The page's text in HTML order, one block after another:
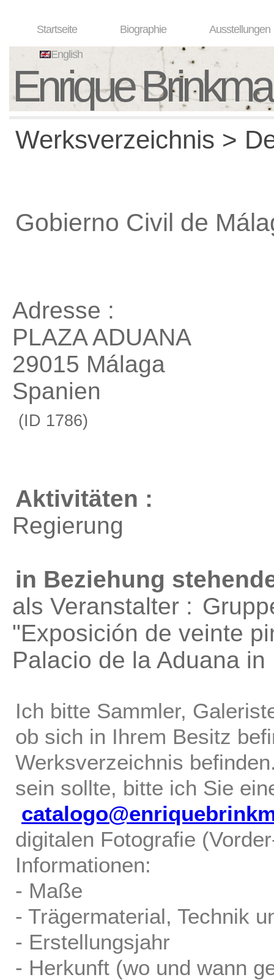
Startseite Biographie Ausstellungen
English
Enrique
Werksverzeichnis >
Gobierno Civil de
Adresse :
PLAZA ADUANA
29015 Málaga
Spanien
(ID 1786)
Aktivitäten :
Regierung
in Beziehung
als Veranstalter :
"Exposición de veinte
Palacio de la Aduana
Ich bitte Sammler,
ob sich in Ihrem Besitz
Werksverzeichnis
sein sollte, bitte ich Sie
digitalen Fotografie
Informationen:
- Maße
- Trägermaterial, Technik
- Erstellungsjahr
- Herkunft (wo und wann